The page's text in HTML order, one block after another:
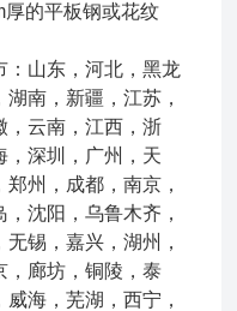
的平板钢或花纹
：山东，河北，黑龙
南，新疆，江苏，
，云南，江西，浙
，深圳，广州，天
州，成都，南京，
沈阳，乌鲁木齐，
锡，嘉兴，湖州，
，廊坊，铜陵，泰
海，芜湖，西宁，